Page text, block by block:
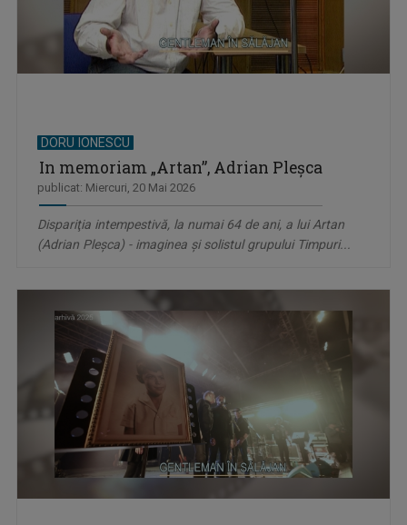
DORU IONESCU
In memoriam „Artan”, Adrian Pleșca
publicat: Miercuri, 20 Mai 2026
Dispariţia intempestivă, la numai 64 de ani, a lui Artan
(Adrian Pleșca) - imaginea și solistul grupului Timpuri...